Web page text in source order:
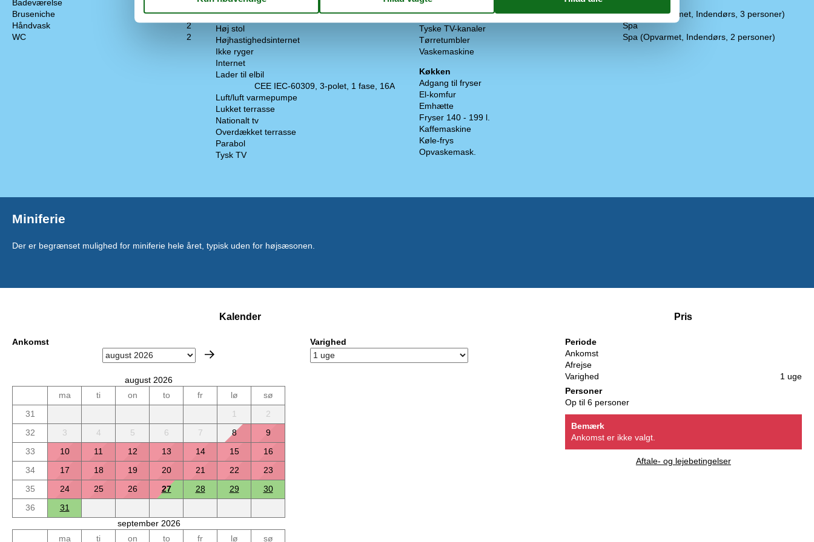
Badeværelse
Bruseniche
Håndvask
2
WC
2
Fiskehus
Husdyr tilladt
Høj stol
Højhastighedsinternet
Ikke ryger
Internet
Lader til elbil
CEE IEC-60309, 3-polet, 1 fase, 16A
Luft/luft varmepumpe
Lukket terrasse
Nationalt tv
Overdækket terrasse
Parabol
Tysk TV
Stereoanlæg
TV
Tyske TV-kanaler
Tørretumbler
Vaskemaskine
Køkken
Adgang til fryser
El-komfur
Emhætte
Fryser 140 - 199 l.
Kaffemaskine
Køle-frys
Opvaskemask.
Sauna (Opvarmet, Indendørs, 3 personer)
Spa
Spa (Opvarmet, Indendørs, 2 personer)
Miniferie
Der er begrænset mulighed for miniferie hele året, typisk uden for højsæsonen.
Kalender
Ankomst
august 2026
ma
ti on to fr lø
sø
31
1
2
32
3 4 5 6 7 8
9
33
10 11 12 13 14 15
16
34
17 18 19 20 21 22
23
35
24 25 26 27 28 29
30
36
31
september 2026
ma
ti on to fr lø sø
Varighed
Pris
Periode
Ankomst
Afrejse
Varighed
1 uge
Personer
Op til 6 personer
Bemærk
Ankomst er ikke valgt.
Aftale- og lejebetingelser